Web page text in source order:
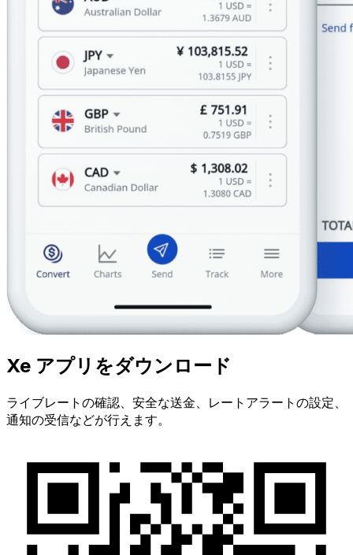
Xe アプリをダウンロード
ライブレートの確認、安全な送金、レートアラートの設定、
通知の受信などが行えます。